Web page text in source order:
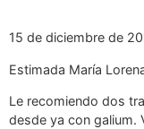
15 de diciembre de
Estimada María
Le recomiendo dos
desde ya con galium.